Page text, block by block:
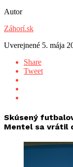
Autor
Záhorí.sk
Uverejnené 5. mája
Share
Tweet
Skúsený
Mentel sa vrátil